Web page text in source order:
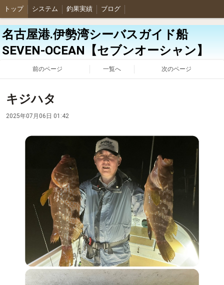
トップ システム 釣果実績 ブログ
名古屋港.伊勢湾シーバスガイド船
SEVEN-OCEAN【セブンオーシャン】
前のページ 一覧へ 次のページ
キジハタ
2025年07月06日 01:42